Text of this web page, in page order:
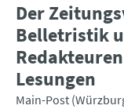
Der
Belletristik
Lesungen
Main-Post